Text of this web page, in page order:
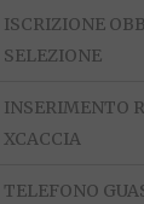
ISCRIZIONE
SELEZIONE
INSERIMENTO
XCACCIA
TELEFONO